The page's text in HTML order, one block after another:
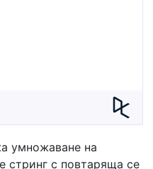
умножаване на
стринг с повтаряща се